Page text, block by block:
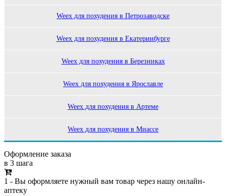
Weex для похудения в Петрозаводске
Weex для похудения в Екатеринбурге
Weex для похудения в Березниках
Weex для похудения в Ярославле
Weex для похудения в Артеме
Weex для похудения в Миассе
Оформление заказа
в 3 шага
1 - Вы оформляете нужный вам товар через нашу онлайн-
аптеку